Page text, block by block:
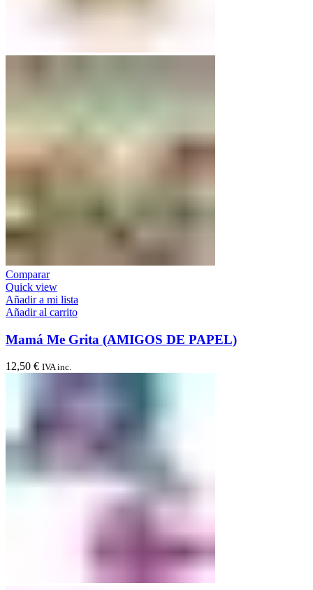
Comparar
Quick view
Añadir a mi lista
Añadir al carrito
Mamá Me Grita (AMIGOS DE PAPEL)
12,50 € IVA inc.